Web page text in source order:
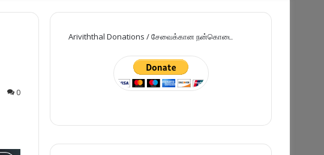
for
0
Ariviththal Donations / சேவைக்கான நன்கொடை